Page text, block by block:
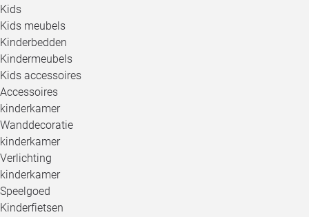
Kids
Kids meubels
Kinderbedden
Kindermeubels
Kids accessoires
Accessoires
kinderkamer
Wanddecoratie
kinderkamer
Verlichting
kinderkamer
Speelgoed
Kinderfietsen